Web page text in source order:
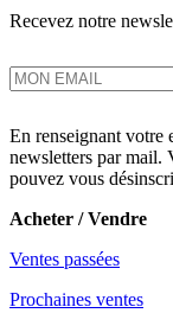
Recevez notre
En renseignant votre
newsletters par mail.
pouvez vous
Acheter / Vendre
Ventes passées
Prochaines ventes